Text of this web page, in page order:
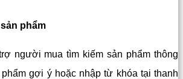
phẩm
người mua tìm kiếm sản phẩm thông
gợi ý hoặc nhập từ khóa tại thanh